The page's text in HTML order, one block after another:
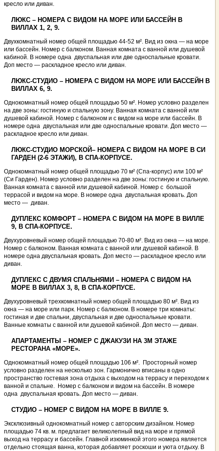
кресло или диван.
ЛЮКС – НОМЕРА С ВИДОМ НА МОРЕ ИЛИ БАССЕЙН В
ВИЛЛАХ 1, 2, 9.
Двухкомнатный номер общей площадью 44-52 м². Вид из окна — на море
или бассейн. Номер с балконом. Ванная комната с ванной или душевой
кабиной. В номере одна двуспальная или две односпальные кровати.
Доп место — раскладное кресло или диван.
ЛЮКС-СТУДИО – НОМЕРА С ВИДОМ НА МОРЕ ИЛИ БАССЕЙН В
ВИЛЛАХ 6, 9.
Однокомнатный номер общей площадью 50 м². Номер условно разделен
на две зоны: гостиную и спальную зону. Ванная комната с ванной или
душевой кабиной. Номер с балконом и с видом на море или бассейн. В
номере одна двуспальная или две односпальные кровати. Доп место —
раскладное кресло или диван.
ЛЮКС-СТУДИО МОРСКОЙ– НОМЕРА С ВИДОМ НА МОРЕ В СИ
ГАРДЕН (2-6 ЭТАЖИ), В СПА-КОРПУСЕ.
Однокомнатный номер общей площадью 70 м² (Спа-корпус) или 100 м²
(Си Гарден). Номер условно разделен на две зоны: гостиную и спальную.
Ванная комната с ванной или душевой кабиной. Номер с большой
террасой и видом на море. В номере одна двуспальная кровать. Доп
место — диван.
ДУПЛЕКС КОМФОРТ – НОМЕРА С ВИДОМ НА МОРЕ В ВИЛЛЕ
9, В СПА-КОРПУСЕ.
Двухуровневый номер общей площадью 70-80 м². Вид из окна — на море.
Номер с балконом. Ванная комната с ванной или душевой кабиной. В
номере одна двуспальная кровать. Доп место — раскладное кресло или
диван.
ДУПЛЕКС С ДВУМЯ СПАЛЬНЯМИ – НОМЕРА С ВИДОМ НА
МОРЕ В ВИЛЛАХ 3, 8, В СПА-КОРПУСЕ.
Двухуровневый трехкомнатный номер общей площадью 80 м². Вид из
окна — на море или парк. Номер с балконом. В номере три комнаты:
гостиная и две спальни, двуспальная и две односпальные кровати.
Ванные комнаты с ванной или душевой кабиной. Доп место — диван.
АПАРТАМЕНТЫ – НОМЕР С ДЖАКУЗИ НА 3М ЭТАЖЕ
РЕСТОРАНА «МОРЕ».
Однокомнатный номер общей площадью 106 м². Просторный номер
условно разделен на несколько зон. Гармонично вписаны в одно
пространство гостевая зона отдыха с выходом на террасу и переходом к
ванной и спальне. Номер с балконом и видом на бассейн. В номере
одна двуспальная кровать. Доп место — диван.
СТУДИО – НОМЕР С ВИДОМ НА МОРЕ В ВИЛЛЕ 9.
Эксклюзивный однокомнатный номер с авторским дизайном. Номер
площадью 74 кв. м. предлагает великолепный вид на море и прямой
выход на террасу и бассейн. Главной изюминкой этого номера является
отдельно стоящая ванна, которая добавляет роскоши и уюта отдыху. В